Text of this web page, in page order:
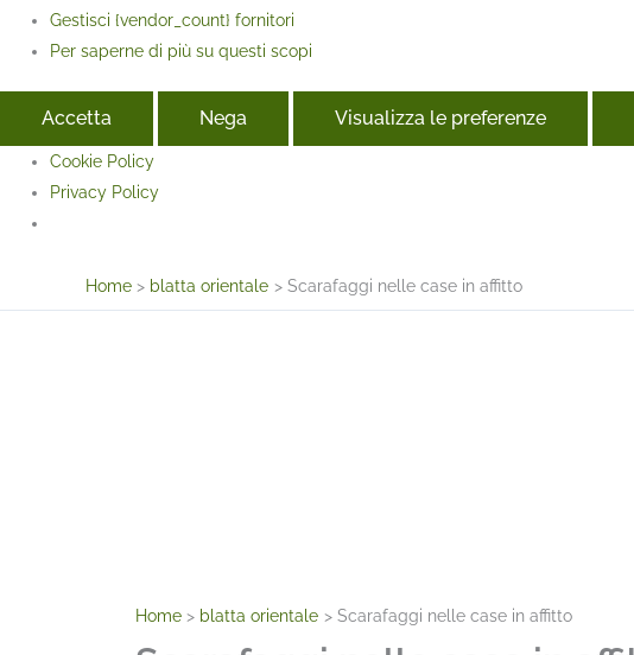
Gestisci {vendor_count} fornitori
Per saperne di più su questi scopi
Accetta Nega Visualizza le preferenze
Cookie Policy
Privacy Policy
Home blatta orientale Scarafaggi nelle case in affitto
Home blatta orientale Scarafaggi nelle case in affitto